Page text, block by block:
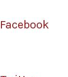
Facebook